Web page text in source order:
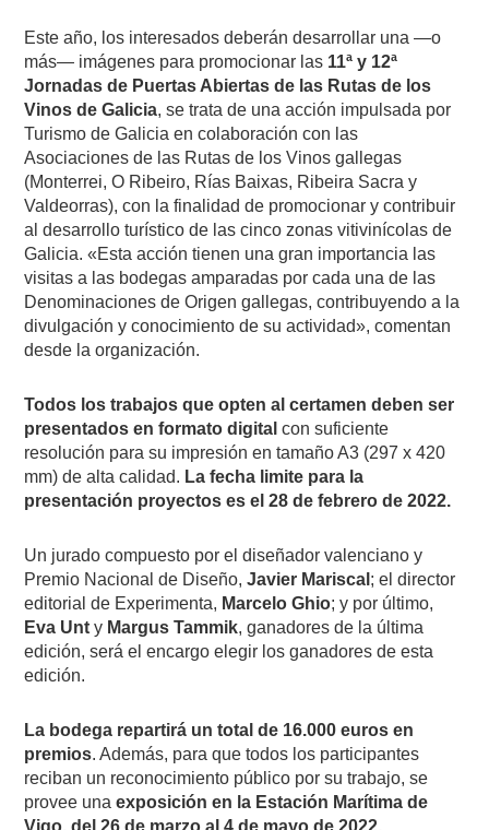
Este año, los interesados deberán desarrollar una —o
más— imágenes para promocionar las 11ª y 12ª
Jornadas de Puertas Abiertas de las Rutas de los
Vinos de Galicia, se trata de una acción impulsada por
Turismo de Galicia en colaboración con las
Asociaciones de las Rutas de los Vinos gallegas
(Monterrei, O Ribeiro, Rías Baixas, Ribeira Sacra y
Valdeorras), con la finalidad de promocionar y contribuir
al desarrollo turístico de las cinco zonas vitivinícolas de
Galicia. «Esta acción tienen una gran importancia las
visitas a las bodegas amparadas por cada una de las
Denominaciones de Origen gallegas, contribuyendo a la
divulgación y conocimiento de su actividad», comentan
desde la organización.
Todos los trabajos que opten al certamen deben ser
presentados en formato digital con suficiente
resolución para su impresión en tamaño A3 (297 x 420
mm) de alta calidad. La fecha limite para la
presentación proyectos es el 28 de febrero de 2022.
Un jurado compuesto por el diseñador valenciano y
Premio Nacional de Diseño,Javier Mariscal ; el director
editorial de Experimenta, Marcelo Ghio; y por último,
Eva Unt y Margus Tammik, ganadores de la última
edición, será el encargo elegir los ganadores de esta
edición.
La bodega repartirá un total de 16.000 euros en
premios. Además, para que todos los participantes
reciban un reconocimiento público por su trabajo, se
provee unaexposición en la Estación Marítima de
Vigo, del 26 de marzo al 4 de mayo de 2022.